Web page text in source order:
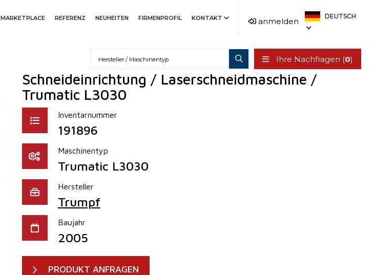
MARKETPLACE REFERENZ NEUHEITEN FIRMENPROFIL KONTAKT anmelden
DEUTSCH
Ihre Nachfragen (0)
Schneideinrichtung / Laserschneidmaschine /
Trumatic L3030
Inventarnummer
191896
Maschinentyp
Trumatic L3030
Hersteller
Trumpf
Baujahr
2005
PRODUKT ANFRAGEN